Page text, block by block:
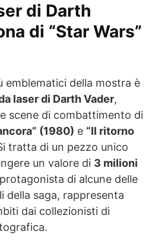
di Darth
di “Star Wars”
emblematici della mostra è
laser di Darth Vader,
scene di combattimento di
(1980) e “Il ritorno
tratta di un pezzo unico
un valore di 3 milioni
di alcune delle
della saga, rappresenta
dai collezionisti di